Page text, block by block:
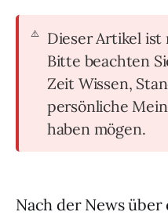
Dieser Artikel ist
Bitte beachten
Zeit Wissen,
persönliche
haben mögen.
Nach der News über